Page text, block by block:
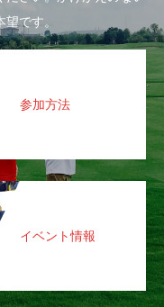
です。
参加方法
イベント情報